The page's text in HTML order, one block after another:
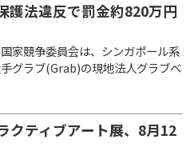
護法違反で罰金約820万円
家競争委員会は、シンガポール系
グラブ(Grab)の現地法人グラブベ
クティブアート展、8月12